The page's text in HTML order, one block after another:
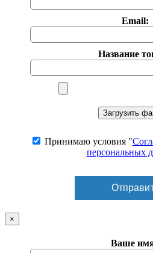
Email:
Название
Принимаю условия "
персональных
×
Ваше